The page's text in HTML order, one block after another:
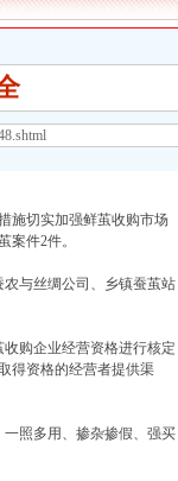
施切实加强鲜茧收购市场
案件2件。
与丝绸公司、乡镇蚕茧站
购企业经营资格进行核定
得资格的经营者提供渠
照多用、掺杂掺假、强买